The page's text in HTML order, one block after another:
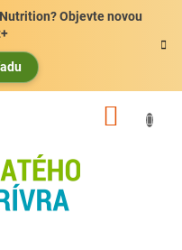
Objevte novou